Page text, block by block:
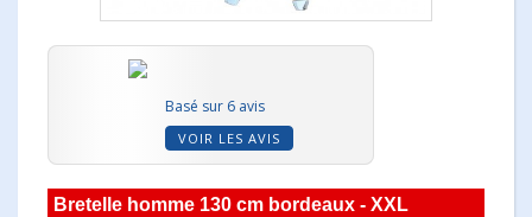
Basé sur 6 avis
VOIR LES AVIS
Bretelle homme 130 cm bordeaux - XXL